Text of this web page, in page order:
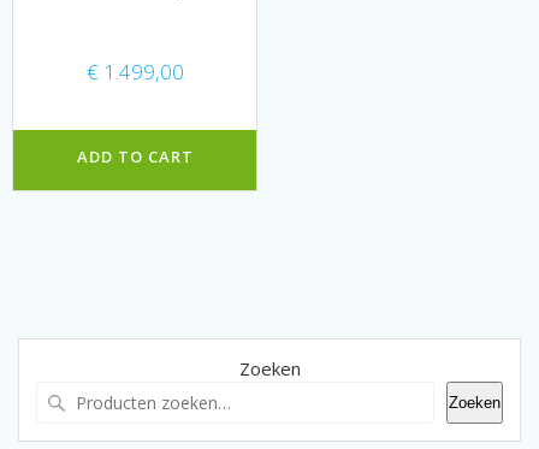
€ 1.499,00
ADD TO CART
Zoeken
Zoeken